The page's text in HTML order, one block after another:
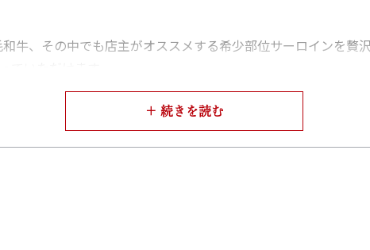
牛、その中でも店主がオススメする希少部位サーロインを
スや、肉に合う店主お薦めのアンデス岩塩をご用意しました